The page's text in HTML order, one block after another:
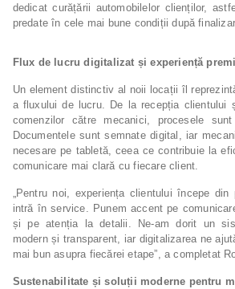
dedicat curățării automobilelor clienților,
predate în cele mai bune condiții după
Flux de lucru digitalizat și experiență
Un element distinctiv al noii locații îl
a fluxului de lucru. De la recepția clientului
comenzilor către mecanici, procesele
Documentele sunt semnate digital, iar
necesare pe tabletă, ceea ce contribuie la
comunicare mai clară cu fiecare client.
„Pentru noi, experiența clientului începe
intră în service. Punem accent pe
și pe atenția la detalii. Ne-am dorit un
modern și transparent, iar digitalizarea ne
mai bun asupra fiecărei etape”, a completat
Sustenabilitate și soluții moderne pentru